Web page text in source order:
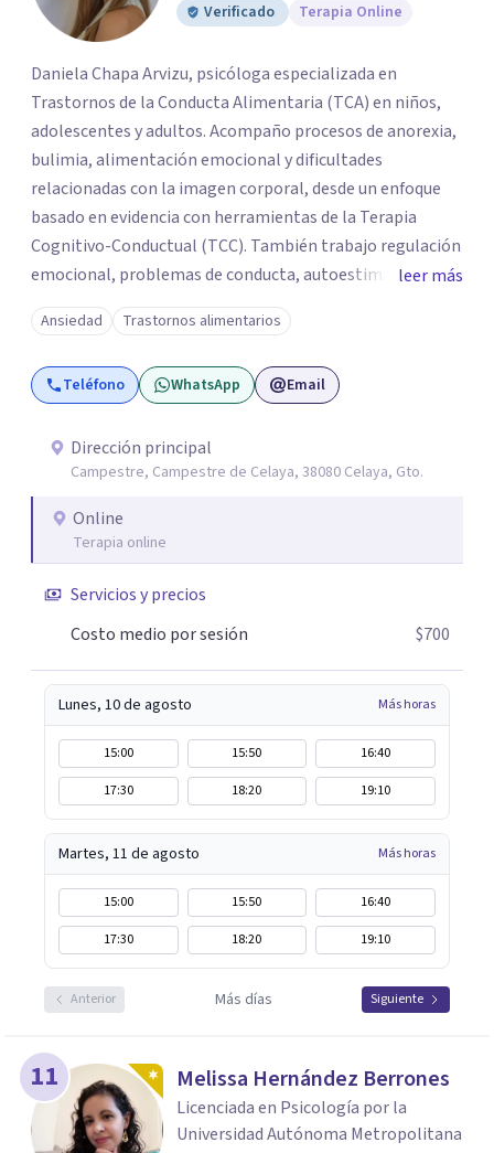
Verificado
Terapia Online
Daniela Chapa Arvizu, psicóloga especializada en
Trastornos de la Conducta Alimentaria (TCA) en niños,
adolescentes y adultos. Acompaño procesos de anorexia,
bulimia, alimentación emocional y dificultades
relacionadas con la imagen corporal, desde un enfoque
basado en evidencia con herramientas de la Terapia
Cognitivo-Conductual (TCC). También trabajo regulación
emocional, problemas de conducta, autoestima y
desarrollo de habilidades sociales y emocionales en
población infantil y juvenil. Me mantengo en constante
formación y actualización para brindar el
acompañamiento más efectivo a cada persona. Ofrezco
alimentación consciente, adaptado a las necesidades de
cada paciente y su familia. Atiendo de forma online.
Puedes reservar tu primera sesión directamente desde mi
perfil.
leer más
Ansiedad Trastornos alimentarios
Teléfono WhatsApp Email
Dirección principal
Campestre, Campestre de Celaya, 38080 Celaya, Gto.
Online
Terapia online
Servicios y precios
Costo medio por sesión
$700
Lunes, 10 de agosto Más horas
15:00 15:50
16:40
17:30
18:20 19:10
Martes, 11 de agosto Más horas
15:00 15:50
16:40
17:30
18:20 19:10
Anterior Más días Siguiente
11 Melissa Hernández Berrones
Licenciada en Psicología por la
Universidad Autónoma Metropolitana